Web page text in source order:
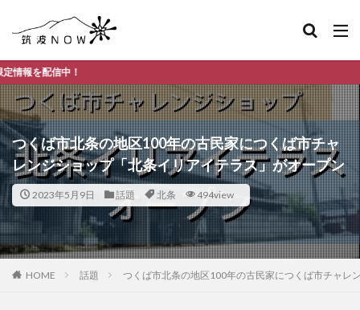
つくば市北条の地区100年の古民家につくば市チャ
レンジショップ「北条イリアイテラス」がオープン
2023年5月9日 話題 北条 494view
HOME 話題 つくば市北条の地区100年の古民家につくば市チャレ